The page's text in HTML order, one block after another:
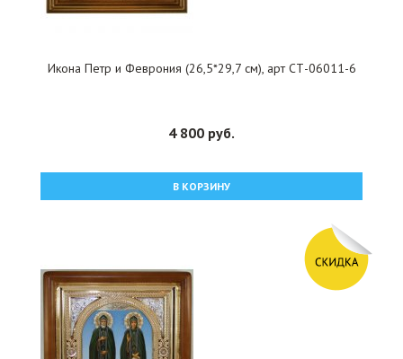
Икона Петр и Феврония (26,5*29,7 см), арт СТ-06011-6
4 800 руб.
В КОРЗИНУ